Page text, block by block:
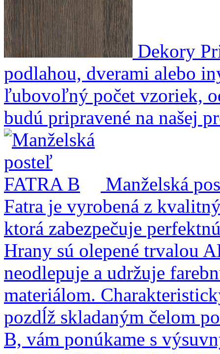
Dekory
podlahou, dverami alebo
ľubovoľný počet vzoriek,
budú pripravené na našej
Manželská
Fatra je vyrobená z
ktorá zabezpečuje
Hrany sú olepené trvalou
neodlepuje a udržuje
materiálom.
pozdĺž skladaným čelom
B, vám ponúkame s